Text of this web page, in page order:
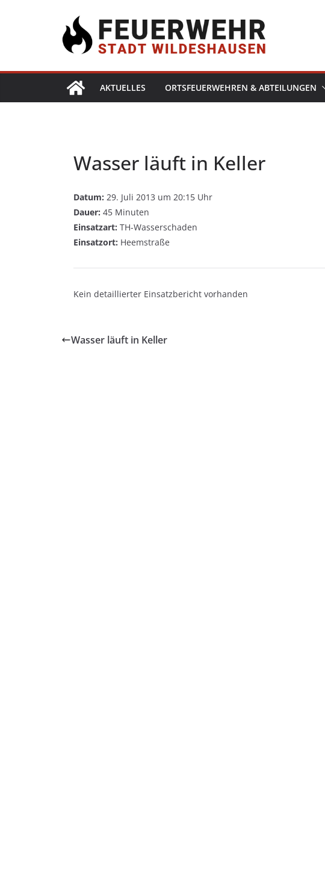
AKTUELLES ORTSFEUERWEHREN & ABTEILUNGEN
Wasser läuft in Keller
Datum: 29. Juli 2013 um 20:15 Uhr
Dauer: 45 Minuten
Einsatzart: TH-Wasserschaden
Einsatzort: Heemstraße
Kein detaillierter Einsatzbericht vorhanden
Wasser läuft in Keller